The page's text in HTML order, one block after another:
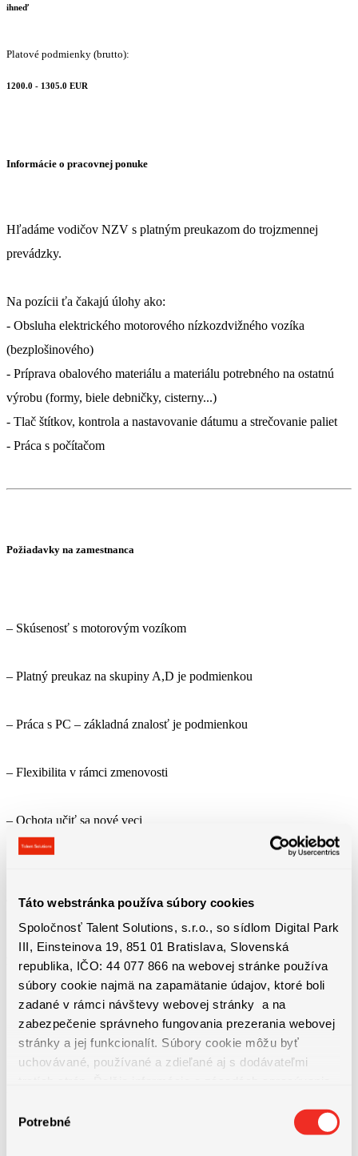
Táto webstránka používa súbory cookies
Spoločnosť Talent Solutions, s.r.o., so sídlom Digital Park
III, Einsteinova 19, 851 01 Bratislava, Slovenská
republika, IČO: 44 077 866 na webovej stránke používa
súbory cookie najmä na zapamätanie údajov, ktoré boli
zadané v rámci návštevy webovej stránky a na
zabezpečenie správneho fungovania prezerania webovej
stránky a jej funkcionalít. Súbory cookie môžu byť
uchovávané, používané a zdieľané aj s dodávateľmi
osobných údajov
súhlasu
Potrebné
ihneď
Platové podmienky (brutto):
1200.0 - 1305.0 EUR
Informácie o pracovnej ponuke
Hľadáme vodičov NZV s platným preukazom do trojzmennej
prevádzky.
Na pozícii ťa čakajú úlohy ako:
- Obsluha elektrického motorového nízkozdvižného vozíka
(bezplošinového)
​- Príprava obalového materiálu a materiálu potrebného na ostatnú
výrobu (formy, biele debničky, cisterny...)
- Tlač štítkov, kontrola a nastavovanie dátumu a strečovanie paliet
- Práca s počítačom
Požiadavky na zamestnanca
– Skúsenosť s motorovým vozíkom
– Platný preukaz na skupiny A,D je podmienkou
– Práca s PC – základná znalosť je podmienkou
– Flexibilita v rámci zmenovosti
– Ochota učiť sa nové veci
Benefity práce
+ 13 plat a 14 plat